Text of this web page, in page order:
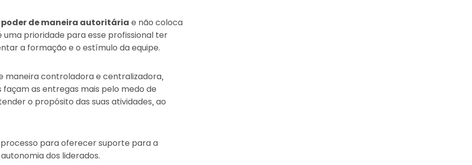
poder de maneira autoritária e não coloca
uma prioridade para esse profissional ter
a formação e o estímulo da equipe.
maneira controladora e centralizadora,
as entregas mais pelo medo de
o propósito das suas atividades, ao
para oferecer suporte para a
dos liderados.